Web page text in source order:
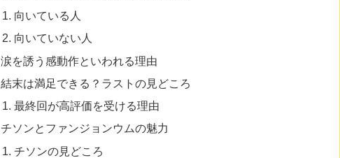
向いている人
向いていない人
涙を誘う感動作といわれる理由
結末は満足できる？ラストの見どころ
最終回が高評価を受ける理由
チソンとファンジョンウムの魅力
チソンの見どころ